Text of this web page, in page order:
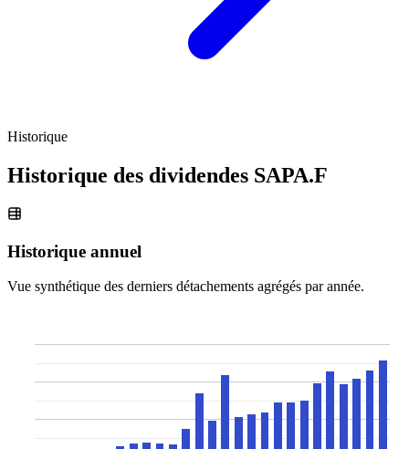
Historique
Historique des dividendes SAPA.F
Historique annuel
Vue synthétique des derniers détachements agrégés par année.